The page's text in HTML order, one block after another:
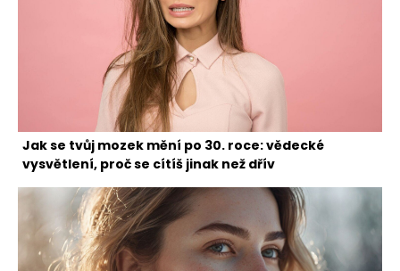
Jak se tvůj mozek mění po 30. roce: vědecké
vysvětlení, proč se cítíš jinak než dřív